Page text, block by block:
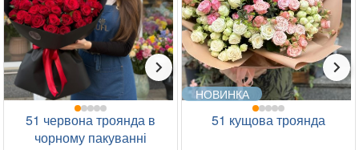
51 червона троянда в
чорному пакуванні
НОВИНКА
51 кущова троянда